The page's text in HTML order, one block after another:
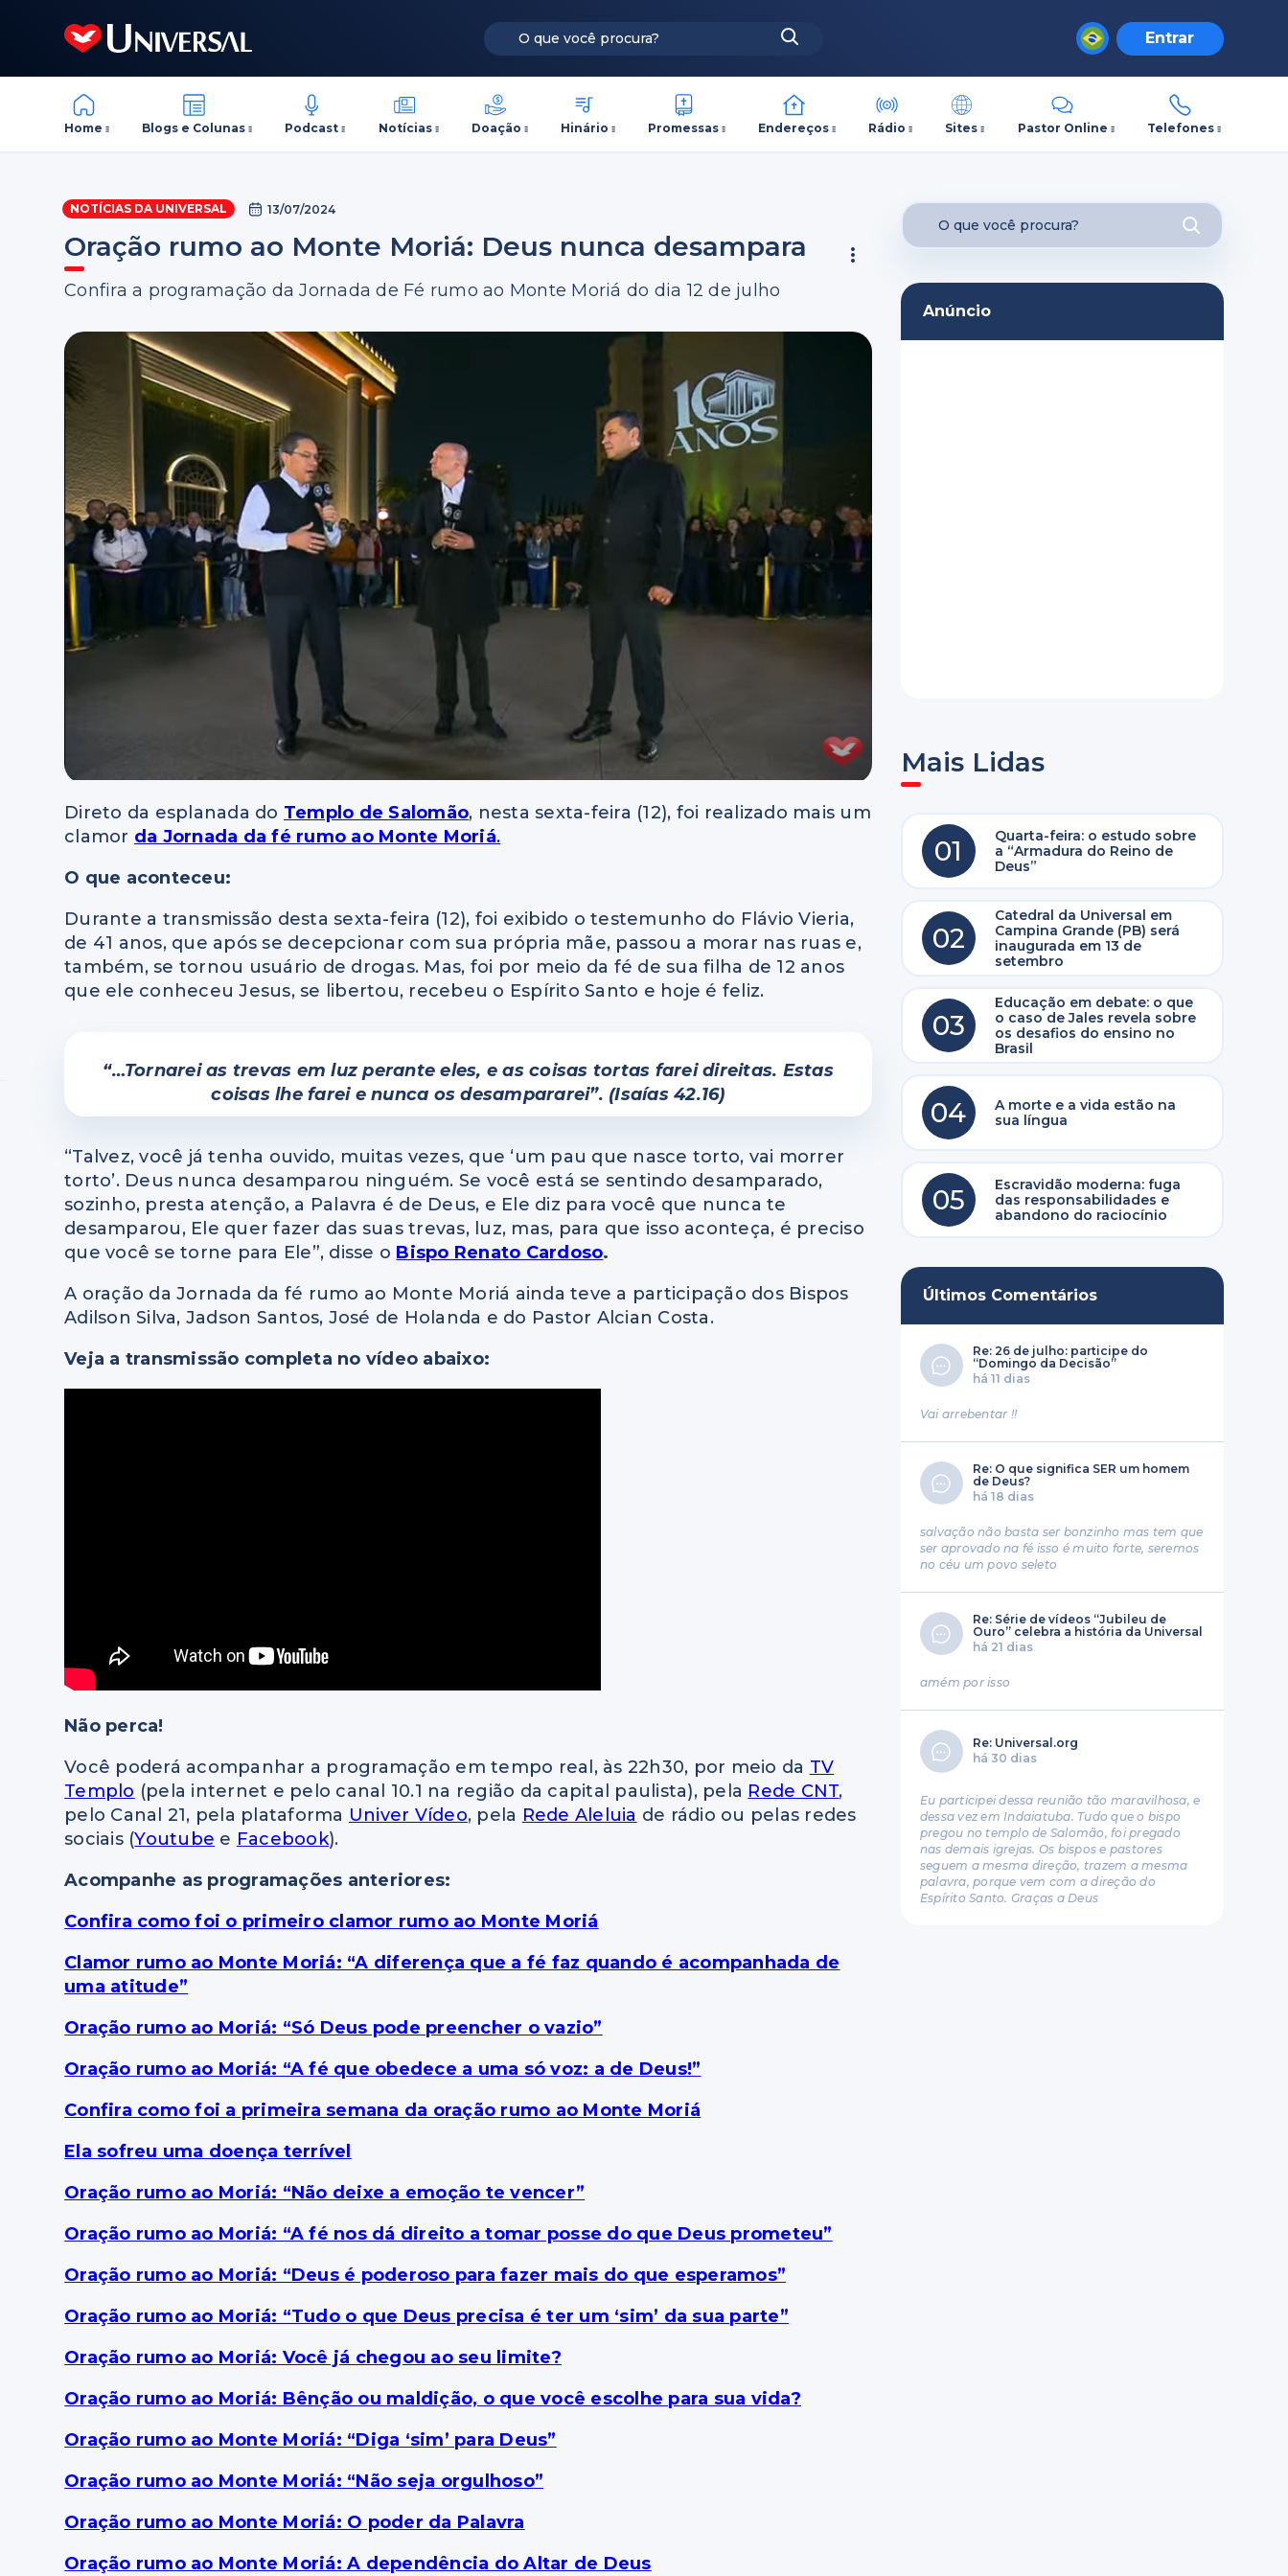
Entrar
Home Blogs e Colunas Podcast Notícias Doação Hinário Promessas Endereços Rádio Sites Pastor Online Telefones
NOTÍCIAS DA UNIVERSAL 13/07/2024
Oração rumo ao Monte Moriá: Deus nunca desampara
Confira a programação da Jornada de Fé rumo ao Monte Moriá do dia 12 de julho
Direto da esplanada do Templo de Salomão, nesta sexta-feira (12), foi realizado mais um
clamor da Jornada da fé rumo ao Monte Moriá.
O que aconteceu:
Durante a transmissão desta sexta-feira (12), foi exibido o testemunho do Flávio Vieria,
de 41 anos, que após se decepcionar com sua própria mãe, passou a morar nas ruas e,
também, se tornou usuário de drogas. Mas, foi por meio da fé de sua filha de 12 anos
que ele conheceu Jesus, se libertou, recebeu o Espírito Santo e hoje é feliz.
“…Tornarei as trevas em luz perante eles, e as coisas tortas farei direitas. Estas
coisas lhe farei e nunca os desampararei”. (Isaías 42.16)
“Talvez, você já tenha ouvido, muitas vezes, que ‘um pau que nasce torto, vai morrer
torto’. Deus nunca desamparou ninguém. Se você está se sentindo desamparado,
sozinho, presta atenção, a Palavra é de Deus, e Ele diz para você que nunca te
desamparou, Ele quer fazer das suas trevas, luz, mas, para que isso aconteça, é preciso
que você se torne para Ele”, disse o Bispo Renato Cardoso.
A oração da Jornada da fé rumo ao Monte Moriá ainda teve a participação dos Bispos
Adilson Silva, Jadson Santos, José de Holanda e do Pastor Alcian Costa.
Veja a transmissão completa no vídeo abaixo:
Não perca!
Você poderá acompanhar a programação em tempo real, às 22h30, por meio da TV
Templo (pela internet e pelo canal 10.1 na região da capital paulista), pela Rede CNT,
pelo Canal 21, pela plataforma Univer Vídeo, pela Rede Aleluia de rádio ou pelas redes
sociais (Youtube e Facebook).
Acompanhe as programações anteriores:
Confira como foi o primeiro clamor rumo ao Monte Moriá
Clamor rumo ao Monte Moriá: “A diferença que a fé faz quando é acompanhada de
uma atitude”
Oração rumo ao Moriá: “Só Deus pode preencher o vazio”
Oração rumo ao Moriá: “A fé que obedece a uma só voz: a de Deus!”
Confira como foi a primeira semana da oração rumo ao Monte Moriá
Ela sofreu uma doença terrível
Oração rumo ao Moriá: “Não deixe a emoção te vencer”
Oração rumo ao Moriá: “A fé nos dá direito a tomar posse do que Deus prometeu”
Oração rumo ao Moriá: “Deus é poderoso para fazer mais do que esperamos”
Oração rumo ao Moriá: “Tudo o que Deus precisa é ter um ‘sim’ da sua parte”
Oração rumo ao Moriá: Você já chegou ao seu limite?
Oração rumo ao Moriá: Bênção ou maldição, o que você escolhe para sua vida?
Oração rumo ao Monte Moriá: “Diga ‘sim’ para Deus”
Oração rumo ao Monte Moriá: “Não seja orgulhoso”
Oração rumo ao Monte Moriá: O poder da Palavra
Oração rumo ao Monte Moriá: A dependência do Altar de Deus
Anúncio
Mais Lidas
01
Quarta-feira: o estudo sobre
a “Armadura do Reino de
Deus”
02
Catedral da Universal em
Campina Grande (PB) será
inaugurada em 13 de
setembro
03
Educação em debate: o que
o caso de Jales revela sobre
os desafios do ensino no
Brasil
04
A morte e a vida estão na
sua língua
05
Escravidão moderna: fuga
das responsabilidades e
abandono do raciocínio
Últimos Comentários
Re: 26 de julho: participe do
“Domingo da Decisão”
há 11 dias
Vai arrebentar !!
Re: O que significa SER um homem
de Deus?
há 18 dias
salvação não basta ser bonzinho mas tem que
ser aprovado na fé isso é muito forte, seremos
no céu um povo seleto
Re: Série de vídeos “Jubileu de
Ouro” celebra a história da Universal
há 21 dias
amém por isso
Re: Universal.org
há 30 dias
Eu participei dessa reunião tão maravilhosa, e
dessa vez em Indaiatuba. Tudo que o bispo
pregou no templo de Salomão, foi pregado
nas demais igrejas. Os bispos e pastores
seguem a mesma direção, trazem a mesma
palavra, porque vem com a direção do
Espírito Santo. Graças a Deus